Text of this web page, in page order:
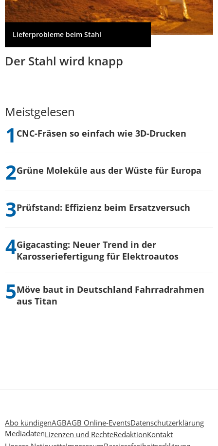
Lieferprobleme beim Stahl
Der Stahl wird knapp
Meistgelesen
CNC-Fräsen so einfach wie 3D-Drucken
Grüne Moleküle aus der Wüste für Europa
Prüfstand: Effizienz beim Ersatzversuch
Gigacasting: Neuer Trend in der
Karosseriefertigung für Elektroautos
Möve baut in Deutschland Fahrradrahmen
aus Titan
Abo kündigenAGBAGB Online-EventsDatenschutzerklärung
MediadatenLizenzen und RechteRedaktionKontakt